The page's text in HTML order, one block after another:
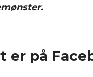
er på